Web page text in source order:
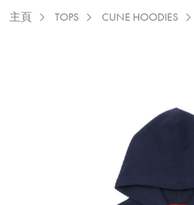
无主頁 TOPS CUNE HOODIES